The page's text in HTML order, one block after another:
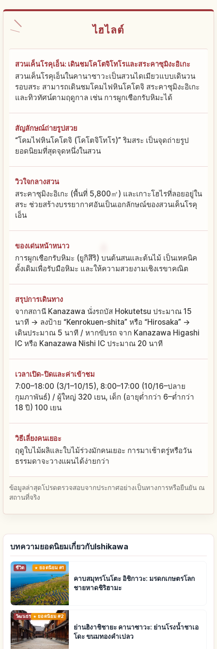
ไฮไลต์
สวนเค็นโรคุเอ็น: เดินชมโคโตจิโทโรและสระคาซุมิงะอิเกะ
สวนเค็นโรคุเอ็นในคานาซาวะเป็นสวนไดเมียวแบบเดินวน
รอบสระ สามารถเดินชมโคมไฟหินโคโตจิ สระคาซุมิงะอิเกะ
และทิวทัศน์ตามฤดูกาล เช่น การผูกเชือกรับหิมะได้
สัญลักษณ์ถ่ายรูปสวย
“โคมไฟหินโคโตจิ (โคโตจิโทโร)” ริมสระ เป็นจุดถ่ายรูป
ยอดนิยมที่สุดจุดหนึ่งในสวน
วิวใจกลางสวน
สระคาซุมิงะอิเกะ (พื้นที่ 5,800㎡) และเกาะโฮไรที่ลอยอยู่ใน
สระ ช่วยสร้างบรรยากาศอันเป็นเอกลักษณ์ของสวนเค็นโรคุ
เอ็น
ของเด่นหน้าหนาว
การผูกเชือกรับหิมะ (ยูกิสึริ) บนต้นสนและต้นไม้ เป็นเทคนิค
ดั้งเดิมเพื่อรับมือหิมะ และให้ความสวยงามเชิงเรขาคณิต
สรุปการเดินทาง
จากสถานี Kanazawa นั่งรถบัส Hokutetsu ประมาณ 15
นาที → ลงป้าย “Kenrokuen-shita” หรือ “Hirosaka” →
เดินประมาณ 5 นาที / หากขับรถ จาก Kanazawa Higashi
IC หรือ Kanazawa Nishi IC ประมาณ 20 นาที
เวลาเปิด-ปิดและค่าเข้าชม
7:00–18:00 (3/1–10/15), 8:00–17:00 (10/16–ปลาย
กุมภาพันธ์) / ผู้ใหญ่ 320 เยน, เด็ก (อายุต่ำกว่า 6–ต่ำกว่า
18 ปี) 100 เยน
วิธีเลี่ยงคนเยอะ
ฤดูใบไม้ผลิและใบไม้ร่วงมักคนเยอะ การมาเช้าตรู่หรือวัน
ธรรมดาจะวางแผนได้ง่ายกว่า
ข้อมูลล่าสุดโปรดตรวจสอบจากประกาศอย่างเป็นทางการหรือยืนยัน ณ
สถานที่จริง
บทความยอดนิยมเกี่ยวกับIshikawa
ชีวิต ยอดนิยม #1
คาบสมุทรโนโตะ อิชิกาวะ: มรดกเกษตรโลก
ชายหาดชิริฮามะ
วัฒนธรรมดั้งเดิมยอดนิยม #2
ย่านฮิงาชิชายะ คานาซาวะ: ย่านโรงน้ำชาเอ
โดะ ขนมทองคำเปลว